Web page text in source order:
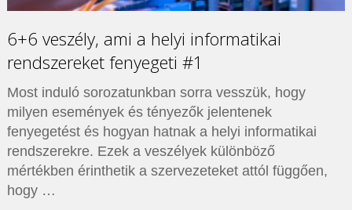
6+6 veszély, ami a helyi informatikai
rendszereket fenyegeti #1
Most induló sorozatunkban sorra vesszük, hogy
milyen események és tényezők jelentenek
fenyegetést és hogyan hatnak a helyi informatikai
rendszerekre. Ezek a veszélyek különböző
mértékben érinthetik a szervezeteket attól függően,
hogy …